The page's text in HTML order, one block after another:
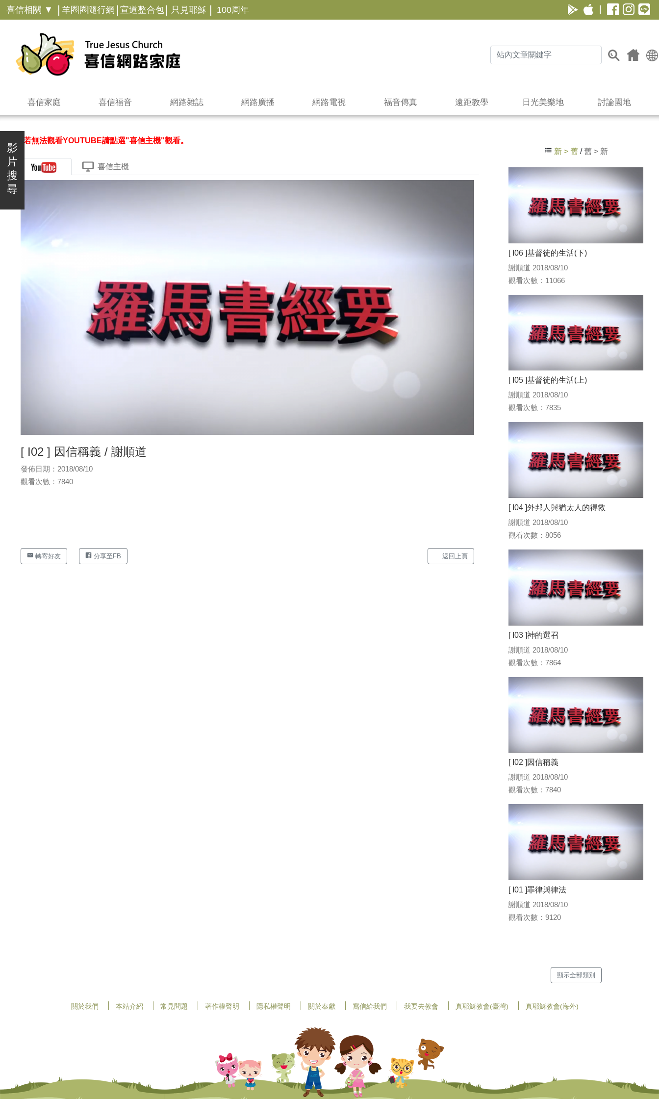
喜信相關 ▼ | 羊圈圈隨行網 | 宣道整合包 | 只見耶穌 | 100周年
喜信家庭 喜信福音 網路雜誌 網路廣播 網路電視 福音傳真 遠距教學 日光美樂地 討論園地
影
片
搜
尋
＊若無法觀看YOUTUBE請點選"喜信主機"觀看。
喜信主機
[ I02 ] 因信稱義 / 謝順道
發佈日期：2018/08/10
觀看次數：7840
轉寄好友 分享至FB 返回上頁
新 > 舊/舊 > 新
[ I06 ]基督徒的生活(下)
謝順道 2018/08/10
觀看次數：11066
[ I05 ]基督徒的生活(上)
謝順道 2018/08/10
觀看次數：7835
[ I04 ]外邦人與猶太人的得救
謝順道 2018/08/10
觀看次數：8056
[ I03 ]神的選召
謝順道 2018/08/10
觀看次數：7864
[ I02 ]因信稱義
謝順道 2018/08/10
觀看次數：7840
[ I01 ]罪律與律法
謝順道 2018/08/10
觀看次數：9120
顯示全部類別
關於我們 本站介紹 常見問題 著作權聲明 隱私權聲明 關於奉獻 寫信給我們 我要去教會 真耶穌教會(臺灣) 真耶穌教會(海外)